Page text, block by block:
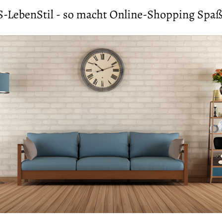
LebenStil - so macht Online-Shopping